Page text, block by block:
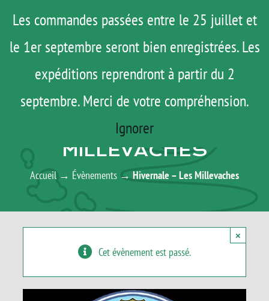
Les commandes passées entre le 25 juillet et
le 1er septembre seront bien enregistrées. Les
expéditions reprendront à partir du 2
septembre. Merci de votre compréhension.
Ignorer
contenu
Menu
ROAD TRIP
ACTUS
TESTS
MATOS
AGENDA
HIVERNALE – LES
MILLEVACHES
Accueil → Évènements → Hivernale – Les Millevaches
Cet évènement est passé.
×